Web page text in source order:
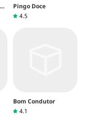
Pingo Doce
4.5
Bom Condutor
4.1